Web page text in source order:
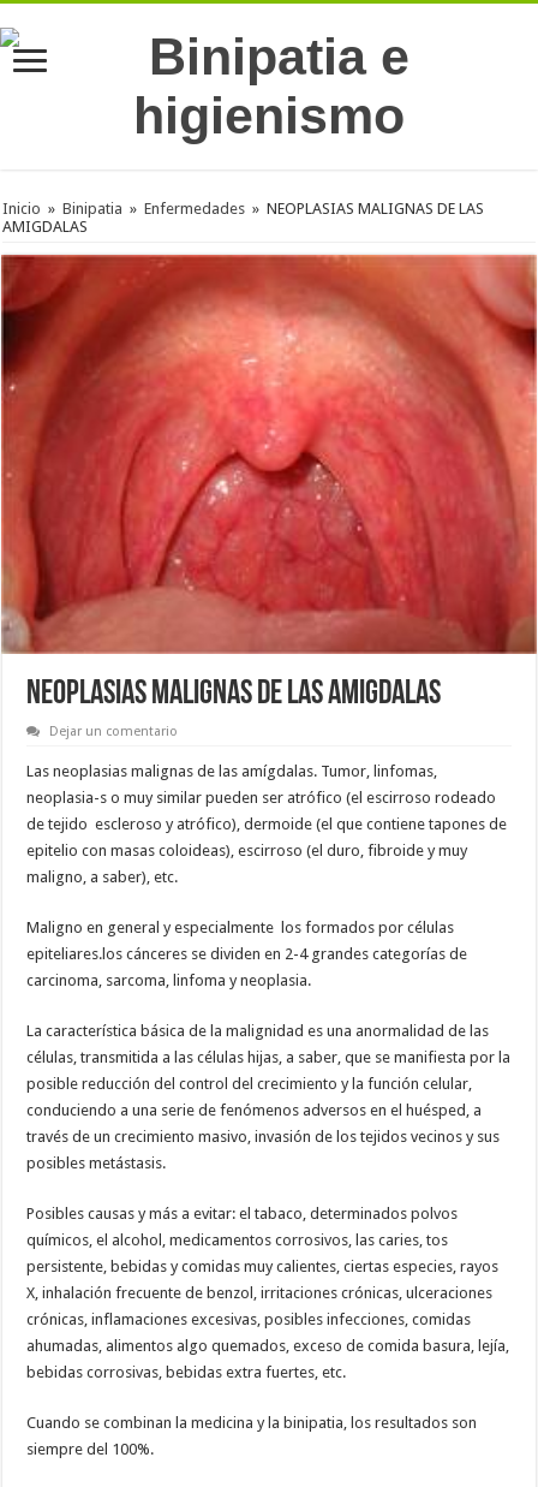
Inicio » Binipatia » Enfermedades » NEOPLASIAS MALIGNAS DE LAS
AMIGDALAS
NEOPLASIAS MALIGNAS DE LAS AMIGDALAS
Dejar un comentario
Las neoplasias malignas de las amígdalas. Tumor, linfomas,
neoplasia-s o muy similar pueden ser atrófico (el escirroso rodeado
de tejido escleroso y atrófico), dermoide (el que contiene tapones de
epitelio con masas coloideas), escirroso (el duro, fibroide y muy
maligno, a saber), etc.
Maligno en general y especialmente los formados por células
epiteliares.los cánceres se dividen en 2-4 grandes categorías de
carcinoma, sarcoma, linfoma y neoplasia.
La característica básica de la malignidad es una anormalidad de las
células, transmitida a las células hijas, a saber, que se manifiesta por la
posible reducción del control del crecimiento y la función celular,
conduciendo a una serie de fenómenos adversos en el huésped, a
través de un crecimiento masivo, invasión de los tejidos vecinos y sus
posibles metástasis.
Posibles causas y más a evitar: el tabaco, determinados polvos
químicos, el alcohol, medicamentos corrosivos, las caries, tos
persistente, bebidas y comidas muy calientes, ciertas especies, rayos
X, inhalación frecuente de benzol, irritaciones crónicas, ulceraciones
crónicas, inflamaciones excesivas, posibles infecciones, comidas
ahumadas, alimentos algo quemados, exceso de comida basura, lejía,
bebidas corrosivas, bebidas extra fuertes, etc.
Cuando se combinan la medicina y la binipatia, los resultados son
siempre del 100%.